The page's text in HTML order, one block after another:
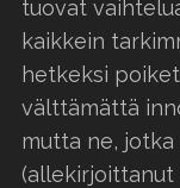
tuovat
kaikkein
hetkeksi
välttämättä
mutta ne,
(allekirjoittanut